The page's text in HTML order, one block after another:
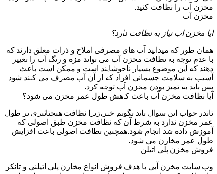
مخزن آب را نظافت کنید.
مخزن آب
آیا مخزن آب نیاز به نظافت دارد؟
همان طور که میدانید آب های مصرفی املاح و ذرات معلق دارند که
با عدم توجه به نظافت مخزن آب می تواند مزه و رنگ آب را تغییر
دهند که این موضوع بسیار ناخوشایند است و ممکن است باعث
آسیب به سلامت جسمانی افراد که از آن آب مصرف می کنند شود
پس باید به تمیز بودن مخزن آب توجه کرد.
آیا نظافت مخزن آب باعث کاهش طول عمر مخزن می شود؟
تاندر جواب این سوال باید بگویم خیر،زیرا نظافت هیچتاثیری بر طول
عمر مخزن ندارد به شرط آن که نظافت مخزن طبق اصولی که
آموزش داده شد انجام شود.همچنین نظافت اصولی باعث افزایش
طول عمر مخازن می شود.
فروش مخزن پلی اتیلن
وب سایت مخزن آبی با هدف فروش انواع مخازن پلی اتیلنی و تانکر